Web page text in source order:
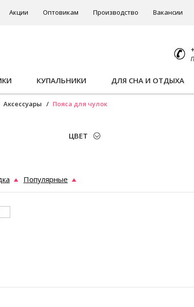
Акции Оптовикам Производство Вакансии
КУПАЛЬНИКИ ДЛЯ СНА И ОТДЫХА
Аксессуары Пояса для чулок
ЦВЕТ
Популярные